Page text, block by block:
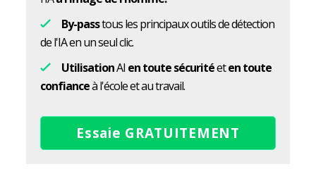
By-passtous les principaux outils de détection
de l'IA en un seul clic.
UtilisationAI en toute sécuritéeten toute
confianceà l'école et au travail.
Essaie GRATUITEMENT